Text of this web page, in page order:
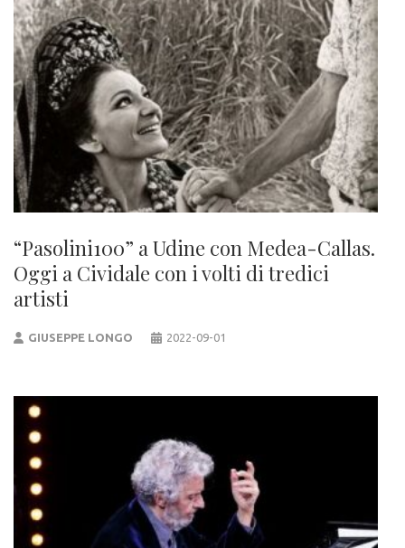
“Pasolini100” a Udine con Medea-Callas.
Oggi a Cividale con i volti di tredici
artisti
GIUSEPPE LONGO 2022-09-01